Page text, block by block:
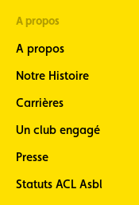
A propos
A propos
Notre Histoire
Carrières
Un club engagé
Presse
Statuts ACL Asbl